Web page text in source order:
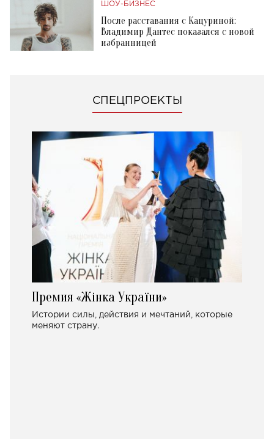
ШОУ-БИЗНЕС
После расставания с Кацуриной:
Владимир Дантес показался с новой
избранницей
СПЕЦПРОЕКТЫ
Премия «Жінка України»
Истории силы, действия и мечтаний, которые
меняют страну.